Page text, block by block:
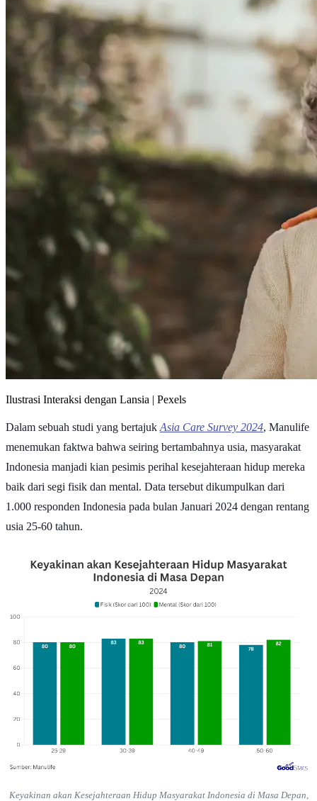
Ilustrasi Interaksi dengan Lansia | Pexels
Dalam sebuah studi yang bertajuk Asia Care Survey 2024, Manulife
menemukan faktwa bahwa seiring bertambahnya usia, masyarakat
Indonesia manjadi kian pesimis perihal kesejahteraan hidup mereka
baik dari segi fisik dan mental. Data tersebut dikumpulkan dari
1.000 responden Indonesia pada bulan Januari 2024 dengan rentang
usia 25-60 tahun.
Keyakinan akan Kesejahteraan Hidup Masyarakat Indonesia di Masa Depan,